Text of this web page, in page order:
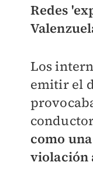
Redes
Los
emitir el
como
violación